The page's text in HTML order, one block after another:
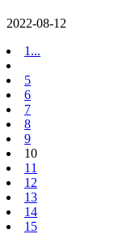
2022-08-12
1...
5
6
7
8
9
10
11
12
13
14
15